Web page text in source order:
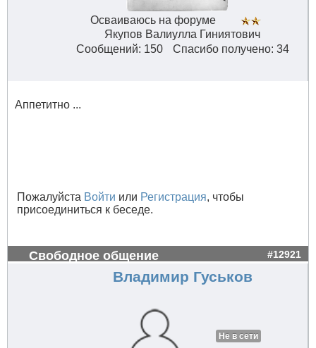
Осваиваюсь на форуме
Якупов Валиулла Гиниятович
Сообщений: 150
Спасибо получено: 34
Аппетитно ...
Пожалуйста Войти или Регистрация, чтобы
присоединиться к беседе.
Свободное общение #12921
Владимир Гуськов
Не в сети